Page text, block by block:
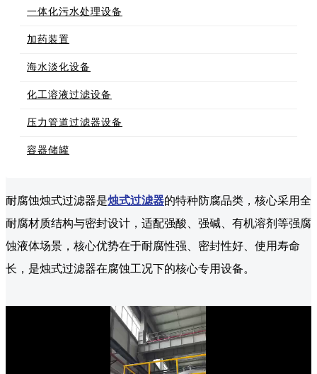
一体化污水处理设备
加药装置
海水淡化设备
化工溶液过滤设备
压力管道过滤器设备
容器储罐
耐腐蚀烛式过滤器是烛式过滤器的特种防腐品类，核心采用全
耐腐材质结构与密封设计，适配强酸、强碱、有机溶剂等强腐
蚀液体场景，核心优势在于耐腐性强、密封性好、使用寿命
长，是烛式过滤器在腐蚀工况下的核心专用设备。